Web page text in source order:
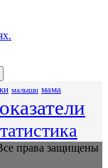
малыши мама
права защищены